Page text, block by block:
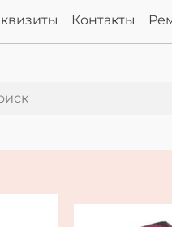
Контакты